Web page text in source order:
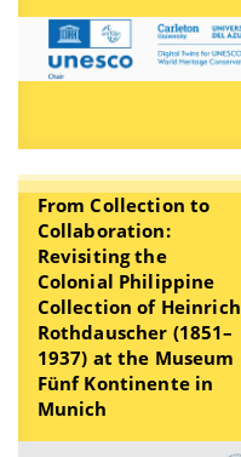
From Collection to
Collaboration:
Revisiting the
Colonial Philippine
Collection of Heinrich
Rothdauscher (1851–
1937) at the Museum
Fünf Kontinente in
Munich